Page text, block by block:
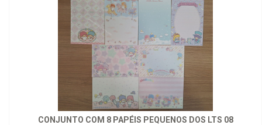
CONJUNTO COM 8 PAPÉIS PEQUENOS DOS LTS 08